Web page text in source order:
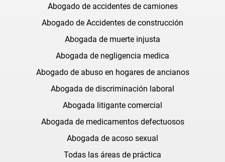
Abogado de accidentes de camiones
Abogado de Accidentes de construcción
Abogada de muerte injusta
Abogada de negligencia medica
Abogado de abuso en hogares de ancianos
Abogada de discriminación laboral
Abogada litigante comercial
Abogada de medicamentos defectuosos
Abogada de acoso sexual
Todas las áreas de práctica